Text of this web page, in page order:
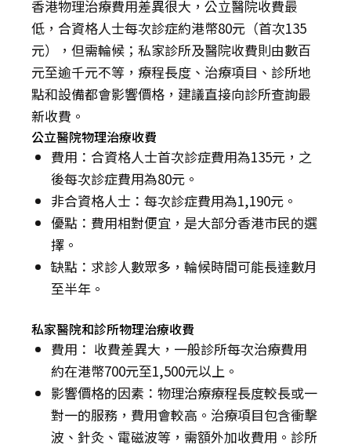
香港物理治療費用差異很大，公立醫院收費最
低，合資格人士每次診症約港幣80元（首次135
元），但需輪候；私家診所及醫院收費則由數百
元至逾千元不等，療程長度、治療項目、診所地
點和設備都會影響價格，建議直接向診所查詢最
新收費。
公立醫院物理治療收費
費用：合資格人士首次診症費用為135元，之
後每次診症費用為80元。
非合資格人士：每次診症費用為1,190元。
優點：費用相對便宜，是大部分香港市民的選
擇。
缺點：求診人數眾多，輪候時間可能長達數月
至半年。
私家醫院和診所物理治療收費
費用： 收費差異大，一般診所每次治療費用
約在港幣700元至1,500元以上。
影響價格的因素：物理治療療程長度較長或一
對一的服務，費用會較高。治療項目包含衝擊
波、針灸、電磁波等，需額外加收費用。診所